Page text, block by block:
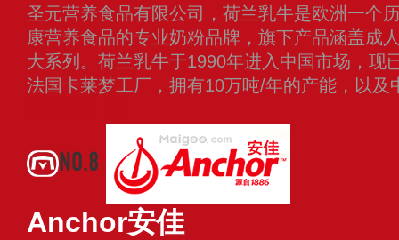
圣元营养食品有限公司，荷兰乳牛是欧洲一个
康营养食品的专业奶粉品牌，旗下产品涵盖成
大系列。荷兰乳牛于1990年进入中国市场，现
法国卡莱梦工厂，拥有10万吨/年的产能，以及
NO.8
Anchor安佳